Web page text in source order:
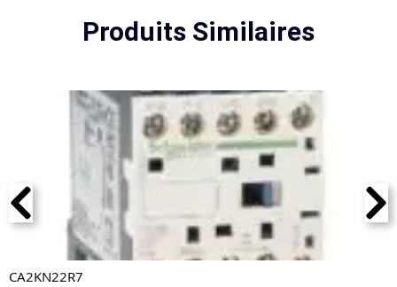
Produits Similaires
CA2KN22R7